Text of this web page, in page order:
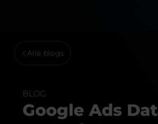
Alle blogs
BLOG
Google Ads